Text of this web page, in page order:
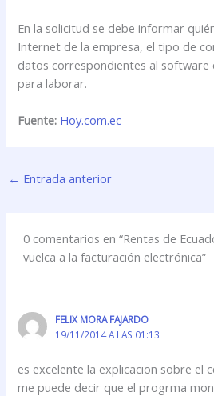
En la solicitud se debe informar
Internet de la empresa, el tipo de
datos correspondientes al software
para laborar.
Fuente: Hoy.com.ec
← Entrada anterior
0 comentarios en “Rentas de
vuelca a la facturación electrónica”
FELIX MORA FAJARDO
19/11/2014 A LAS 01:13
es excelente la explicacion sobre el
me puede decir que el progrma